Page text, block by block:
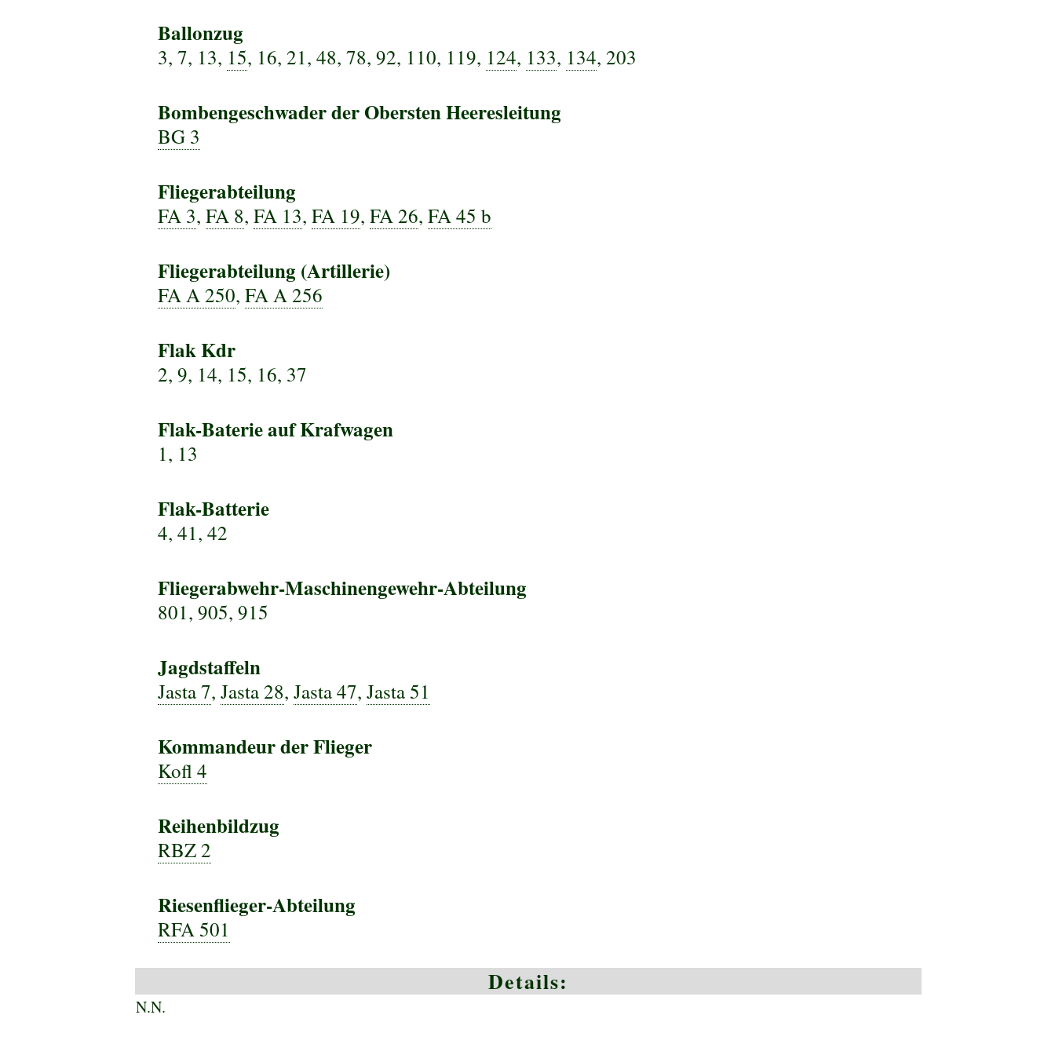
Ballonzug
3, 7, 13, 15, 16, 21, 48, 78, 92, 110, 119, 124, 133, 134, 203
Bombengeschwader der Obersten Heeresleitung
BG 3
Fliegerabteilung
FA 3, FA 8, FA 13, FA 19, FA 26, FA 45 b
Fliegerabteilung (Artillerie)
FA A 250, FA A 256
Flak Kdr
2, 9, 14, 15, 16, 37
Flak-Baterie auf Krafwagen
1, 13
Flak-Batterie
4, 41, 42
Fliegerabwehr-Maschinengewehr-Abteilung
801, 905, 915
Jagdstaffeln
Jasta 7, Jasta 28, Jasta 47, Jasta 51
Kommandeur der Flieger
Kofl 4
Reihenbildzug
RBZ 2
Riesenflieger-Abteilung
RFA 501
Details:
N.N.